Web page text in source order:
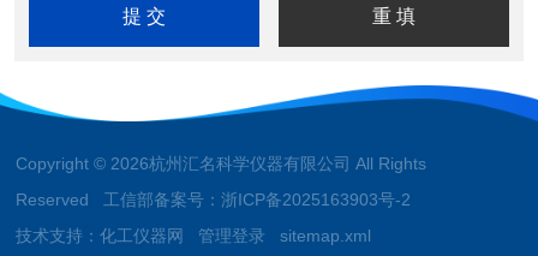
Copyright © 2026杭州汇名科学仪器有限公司 All Rights
Reserved 工信部备案号：浙ICP备2025163903号-2
技术支持：化工仪器网 管理登录 sitemap.xml